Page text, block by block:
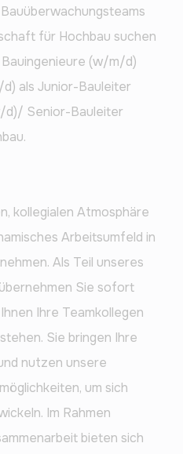
für Hochbau suchen
(w/m/d)
als Junior-Bauleiter
Senior-Bauleiter
kollegialen Atmosphäre
Arbeitsumfeld in
Als Teil unseres
Sie sofort
Ihre Teamkollegen
Sie bringen Ihre
nutzen unsere
um sich
Im Rahmen
bieten sich